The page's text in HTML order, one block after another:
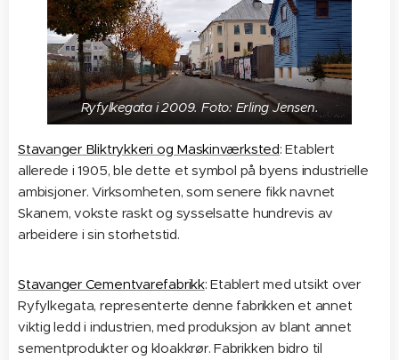
Ryfylkegata i 2009. Foto: Erling Jensen.
Stavanger Bliktrykkeri og Maskinværksted: Etablert
allerede i 1905, ble dette et symbol på byens industrielle
ambisjoner. Virksomheten, som senere fikk navnet
Skanem, vokste raskt og sysselsatte hundrevis av
arbeidere i sin storhetstid.
Stavanger Cementvarefabrikk: Etablert med utsikt over
Ryfylkegata, representerte denne fabrikken et annet
viktig ledd i industrien, med produksjon av blant annet
sementprodukter og kloakkrør. Fabrikken bidro til